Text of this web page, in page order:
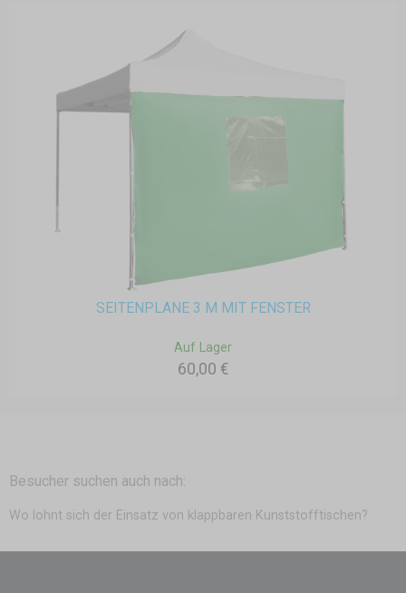
SEITENPLANE 3 M MIT FENSTER
Auf Lager
60,00 €
Besucher suchen auch nach:
Wo lohnt sich der Einsatz von klappbaren Kunststofftischen?